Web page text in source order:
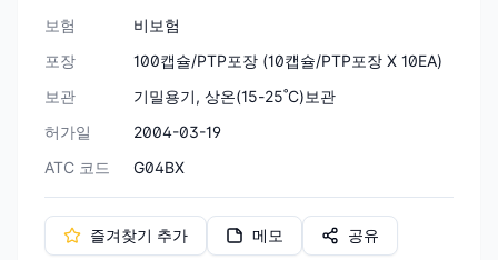
보험
비보험
포장
100캡슐/PTP포장 (10캡슐/PTP포장 X 10EA)
보관
기밀용기, 상온(15-25˚C)보관
허가일
2004-03-19
ATC 코드
G04BX
즐겨찾기 추가 메모 공유